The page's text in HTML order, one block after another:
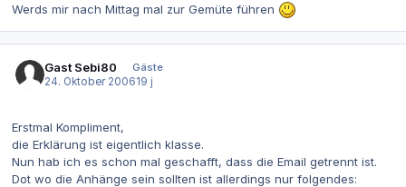
Werds mir nach Mittag mal zur Gemüte führen
Gast Sebi80
Gäste
24. Oktober 200619 j
Erstmal Kompliment,
die Erklärung ist eigentlich klasse.
Nun hab ich es schon mal geschafft, dass die Email getrennt ist.
Dot wo die Anhänge sein sollten ist allerdings nur folgendes: